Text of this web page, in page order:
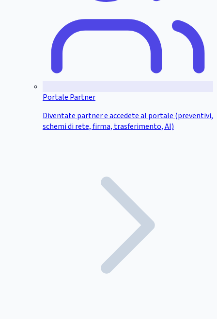
Portale Partner
Diventate partner e accedete al portale (preventivi,
schemi di rete, firma, trasferimento, AI)